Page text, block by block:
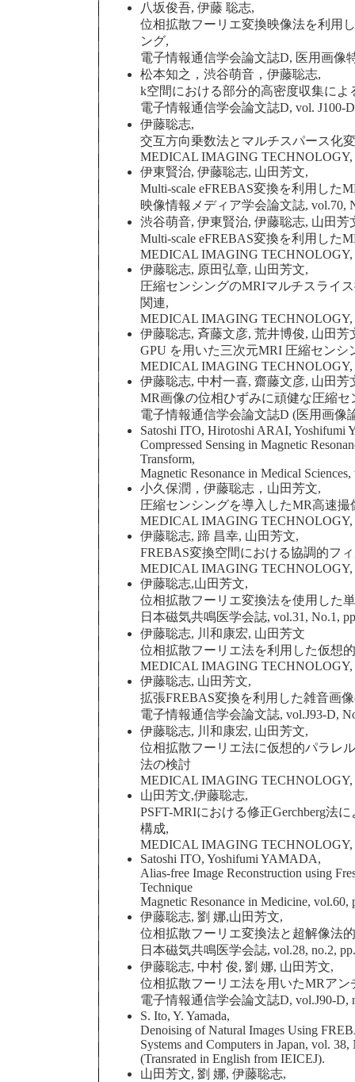
八坂俊吾, 伊藤 聡志,
位相拡散フーリエ変換映像法を利用
ング,
電子情報通信学会論文誌D, 医用画像
松本知之，渋谷萌音，伊藤聡志,
k空間における部分的高密度収集に
電子情報通信学会論文誌D, vol. J100-
伊藤聡志,
交互方向乗数法とマルチスパース化
MEDICAL IMAGING TECHNOLOGY,
伊東賢治, 伊藤聡志, 山田芳文,
Multi-scale eFREBAS変換を利用した
映像情報メディア学会論文誌, vol.70,
渋谷萌音, 伊東賢治, 伊藤聡志, 山田芳
Multi-scale eFREBAS変換を利用した
MEDICAL IMAGING TECHNOLOGY,
伊藤聡志, 原田弘章, 山田芳文,
圧縮センシングのMRIマルチスライ
関連,
MEDICAL IMAGING TECHNOLOGY,
伊藤聡志, 斉藤文彦, 荒井博俊, 山田芳
GPU を用いた三次元MRI 圧縮センシ
MEDICAL IMAGING TECHNOLOGY,
伊藤聡志, 中村一喜, 齋藤文彦, 山田芳
MR画像の位相ひずみに頑健な圧縮セ
電子情報通信学会論文誌D (医用画像
Satoshi ITO, Hirotoshi ARAI, Yoshifumi
Compressed Sensing in Magnetic
Transform,
Magnetic Resonance in Medical
小久保潤，伊藤聡志，山田芳文,
圧縮センシングを導入したMR高速
MEDICAL IMAGING TECHNOLOGY,
伊藤聡志, 蹄 昌幸, 山田芳文,
FREBAS変換空間における協調的フ
MEDICAL IMAGING TECHNOLOGY,
伊藤聡志,山田芳文,
位相拡散フーリエ変換法を使用した
日本磁気共鳴医学会誌, vol.31, No.1,
伊藤聡志, 川和康宏, 山田芳文
位相拡散フーリエ法を利用した仮想
MEDICAL IMAGING TECHNOLOGY,
伊藤聡志, 山田芳文,
拡張FREBAS変換を利用した雑音画
電子情報通信学会論文誌, vol.J93-D,
伊藤聡志, 川和康宏, 山田芳文,
位相拡散フーリエ法に仮想的パラレ
法の検討
MEDICAL IMAGING TECHNOLOGY,
山田芳文,伊藤聡志,
PSFT-MRIにおける修正Gerchberg法
構成,
MEDICAL IMAGING TECHNOLOGY,
Satoshi ITO, Yoshifumi YAMADA,
Alias-free Image Reconstruction using
Technique
Magnetic Resonance in Medicine, vol.60,
伊藤聡志, 劉 娜,山田芳文,
位相拡散フーリエ変換法と超解像法
日本磁気共鳴医学会誌, vol.28, no.2,
伊藤聡志, 中村 俊, 劉 娜, 山田芳文,
位相拡散フーリエ法を用いたMRア
電子情報通信学会論文誌D, vol.J90-D,
S. Ito, Y. Yamada,
Denoising of Natural Images Using
Systems and Computers in Japan, vol.
(Transrated in English from IEICEJ).
山田芳文, 劉 娜, 伊藤聡志,